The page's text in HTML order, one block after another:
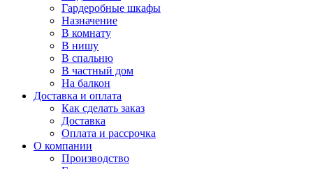
Гардеробные шкафы
Назначение
В комнату
В нишу
В спальню
В частный дом
На балкон
Доставка и оплата
Как сделать заказ
Доставка
Оплата и рассрочка
О компании
Производство